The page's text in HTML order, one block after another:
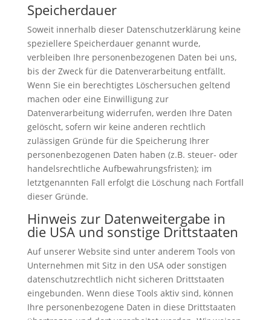
Speicherdauer
Soweit innerhalb dieser Datenschutzerklärung keine
speziellere Speicherdauer genannt wurde,
verbleiben Ihre personenbezogenen Daten bei uns,
bis der Zweck für die Datenverarbeitung entfällt.
Wenn Sie ein berechtigtes Löschersuchen geltend
machen oder eine Einwilligung zur
Datenverarbeitung widerrufen, werden Ihre Daten
gelöscht, sofern wir keine anderen rechtlich
zulässigen Gründe für die Speicherung Ihrer
personenbezogenen Daten haben (z.B. steuer- oder
handelsrechtliche Aufbewahrungsfristen); im
letztgenannten Fall erfolgt die Löschung nach Fortfall
dieser Gründe.
Hinweis zur Datenweitergabe in
die USA und sonstige Drittstaaten
Auf unserer Website sind unter anderem Tools von
Unternehmen mit Sitz in den USA oder sonstigen
datenschutzrechtlich nicht sicheren Drittstaaten
eingebunden. Wenn diese Tools aktiv sind, können
Ihre personenbezogene Daten in diese Drittstaaten